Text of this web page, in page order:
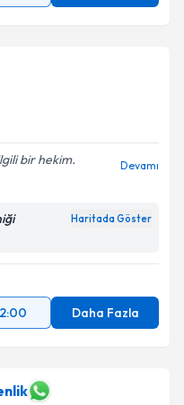
bir hekim.
Devamı
Haritada Göster
Daha Fazla